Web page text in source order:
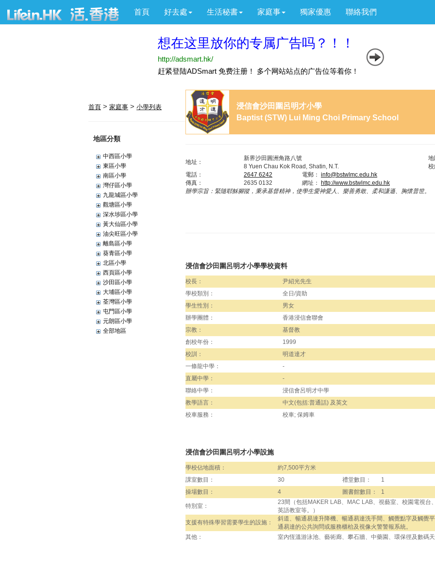
首頁 好去處 生活秘書 家庭事 獨家優惠 聯絡我們
首頁 > 家庭事 > 小學列表
地區分類
中西區小學
東區小學
南區小學
灣仔區小學
九龍城區小學
觀塘區小學
深水埗區小學
黃大仙區小學
油尖旺區小學
離島區小學
葵青區小學
北區小學
西頁區小學
沙田區小學
大埔區小學
荃灣區小學
屯門區小學
元朗區小學
全部地區
浸信會沙田圍呂明才小學
Baptist (STW) Lui Ming Choi Primary School
地址：
新界沙田圓洲角路八號
8 Yuen Chau Kok Road, Shatin, N.T.
電話：
2647 6242 電郵： info@bstwlmc.edu.hk
傳真：
2635 0132 網址：
http://www.bstwlmc.edu.hk
辦學宗旨： 緊隨耶穌腳蹤，秉承基督精神，使學生愛神愛人、樂善勇敢、柔和謙遜、胸懷普世。
浸信會沙田圍呂明才小學學校資料
校長：
尹紹光先生
學校類別：
全日/資助
學生性別：
男女
辦學團體：
香港浸信會聯會
宗教：
基督教
創校年份：
1999
校訓：
明道達才
一條龍中學：
-
直屬中學：
-
聯絡中學：
浸信會呂明才中學
教學語言：
中文(包括:普通話) 及英文
校車服務：
校車; 保姆車
浸信會沙田圍呂明才小學設施
學校佔地面積：
約7,500平方米
課室數目：
30 禮堂數目：
1
操場數目：
4 圖書館數目： 1
特別室：
23間（包括MAKER LAB、MAC LAB、視藝室、校園電視台
英語教室等。）
支援有特殊學習需要學生的設施：
斜道、暢通易達升降機、暢通易達洗手間、觸覺點字及觸覺
通易達的公共詢問或服務櫃枱及視像火警警報系統。
其他：
室內恆溫游泳池、藝術廊、攀石牆、中藥園、環保徑及數碼